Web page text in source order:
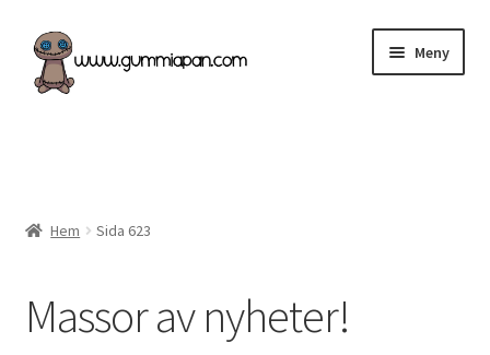
Hoppa
till
navigering
Hoppa
till
innehåll
Meny
Nyheter & Påfyllt!
Återförsäljare
Hem Sida 623
Massor av nyheter!